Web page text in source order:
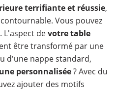
terrifiante et réussie,
Vous pouvez
L'aspect devotre table
être transformé par une
d'une nappe standard,
personnalisée? Avec du
ajouter des motifs